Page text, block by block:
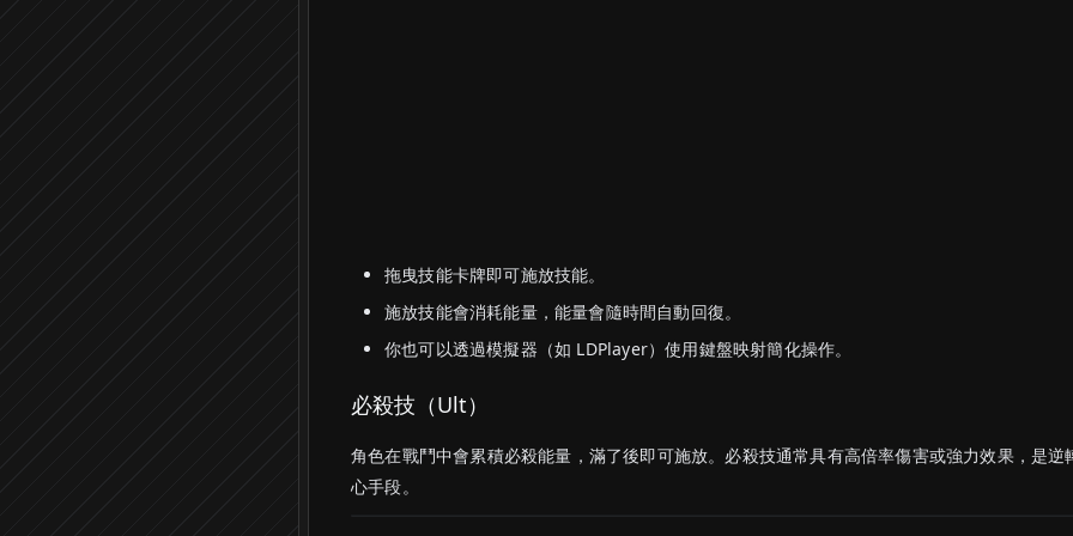
拖曳技能卡牌即可施放技能。
施放技能會消耗能量，能量會隨時間自動回復。
你也可以透過模擬器（如 LDPlayer）使用鍵盤映射簡化操作。
必殺技（Ult）
角色在戰鬥中會累積必殺能量，滿了後即可施放。必殺技通常具有高倍率傷害或強力效果，是逆
心手段。